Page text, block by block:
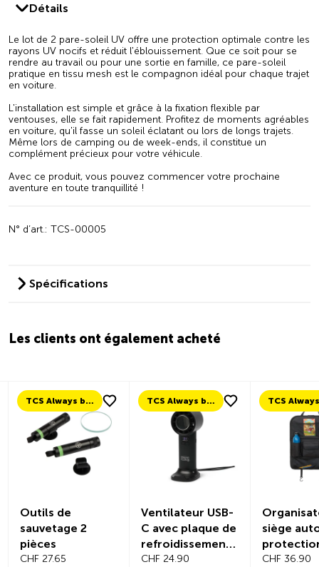
Détails
Le lot de 2 pare-soleil UV offre une protection optimale contre les
rayons UV nocifs et réduit l'éblouissement. Que ce soit pour se
rendre au travail ou pour une sortie en famille, ce pare-soleil
pratique en tissu mesh est le compagnon idéal pour chaque trajet
en voiture.
L'installation est simple et grâce à la fixation flexible par
ventouses, elle se fait rapidement. Profitez de moments agréables
en voiture, qu'il fasse un soleil éclatant ou lors de longs trajets.
Même lors de camping ou de week-ends, il constitue un
complément précieux pour votre véhicule.
Avec ce produit, vous pouvez commencer votre prochaine
aventure en toute tranquillité !
N° d’art.: TCS-00005
Spécifications
Les clients ont également acheté
TCS Always by my side
Outils de
sauvetage 2
pièces
CHF 27.65
TCS Always by my side
Ventilateur USB-
C avec plaque de
refroidissement
intégrée
CHF 24.90
siège
dossier
CHF 36.90